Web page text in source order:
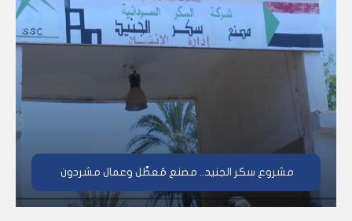
مشروع سكر الجنيد.. مصنع مُعطَّل وعمال مشردون